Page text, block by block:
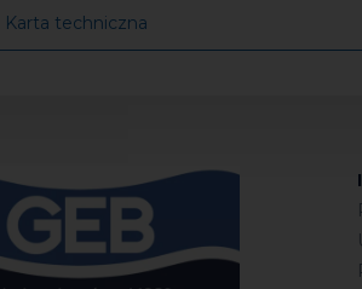
nadmiar produktu.
do polimeryzacji przez
po polimeryzacji usuwa się
polimeryzowany można usunąć
Karta techniczna